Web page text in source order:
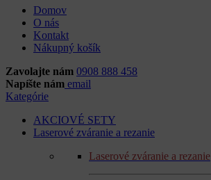
Domov
O nás
Kontakt
Nákupný košík
Zavolajte nám 0908 888 458
Napíšte nám email
Kategórie
AKCIOVÉ SETY
Laserové zváranie a rezanie
Laserové zváranie a rezanie